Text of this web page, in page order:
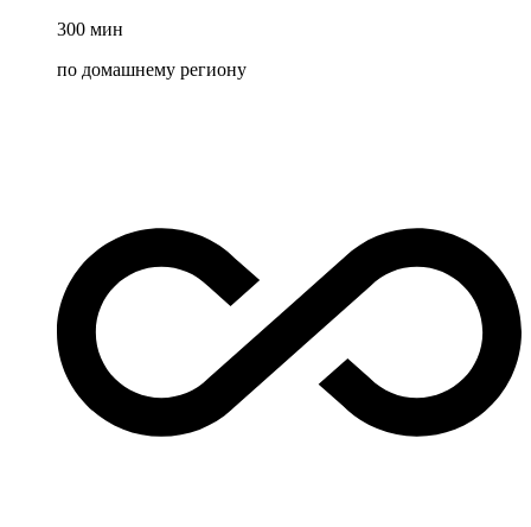
300 мин
по домашнему региону